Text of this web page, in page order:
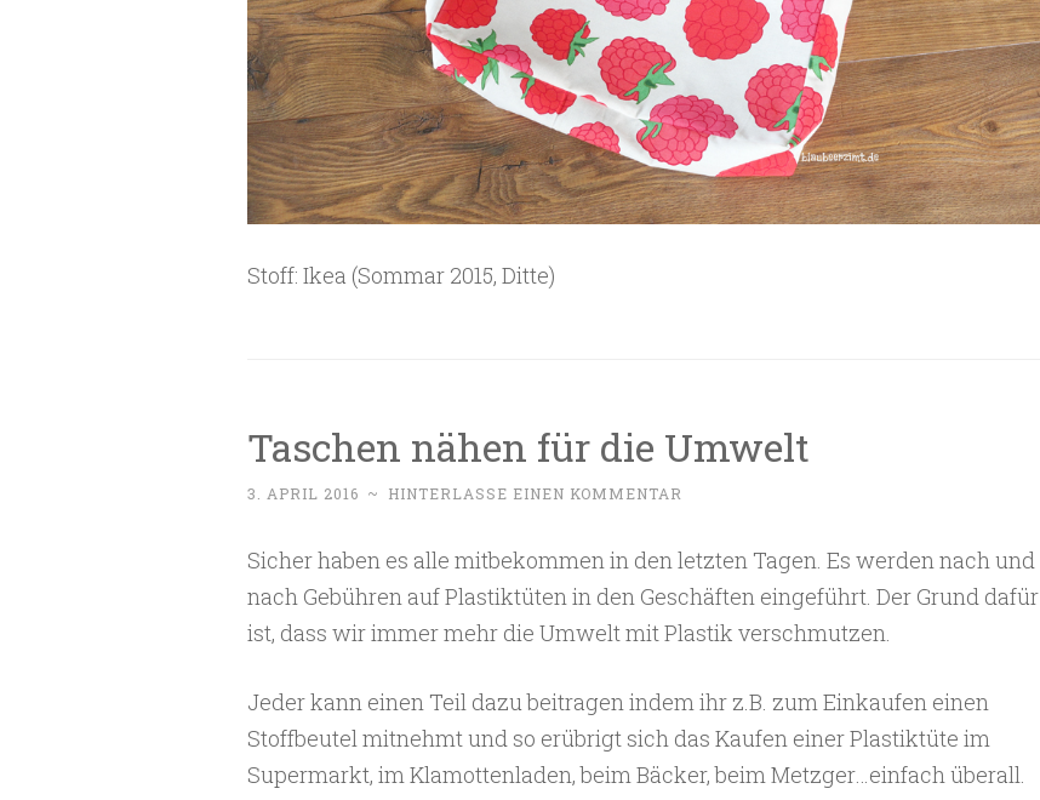
Stoff: Ikea (Sommar 2015, Ditte)
Taschen nähen für die Umwelt
3. APRIL 2016 ~ HINTERLASSE EINEN KOMMENTAR
Sicher haben es alle mitbekommen in den letzten Tagen. Es werden nach und
nach Gebühren auf Plastiktüten in den Geschäften eingeführt. Der Grund dafür
ist, dass wir immer mehr die Umwelt mit Plastik verschmutzen.
Jeder kann einen Teil dazu beitragen indem ihr z.B. zum Einkaufen einen
Stoffbeutel mitnehmt und so erübrigt sich das Kaufen einer Plastiktüte im
Supermarkt, im Klamottenladen, beim Bäcker, beim Metzger…einfach überall.